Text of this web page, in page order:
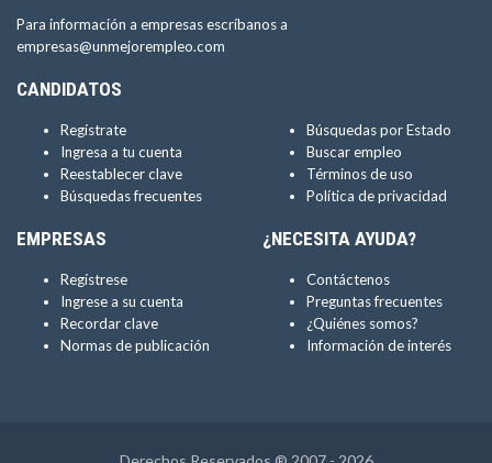
Para información a empresas escríbanos a
empresas@unmejorempleo.com
CANDIDATOS
Regístrate
Ingresa a tu cuenta
Reestablecer clave
Búsquedas frecuentes
Búsquedas por Estado
Buscar empleo
Términos de uso
Política de privacidad
EMPRESAS
Regístrese
Ingrese a su cuenta
Recordar clave
Normas de publicación
¿NECESITA AYUDA?
Contáctenos
Preguntas frecuentes
¿Quiénes somos?
Información de interés